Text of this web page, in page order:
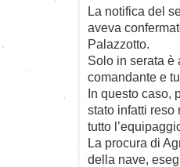
La notifica del
aveva
Palazzotto.
Solo in serata è
comandante e
In questo caso,
stato infatti
tutto
La procura di
della nave,